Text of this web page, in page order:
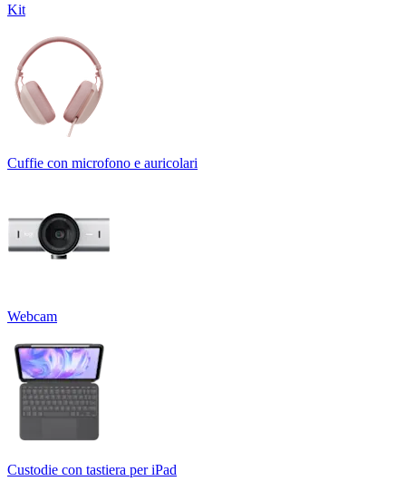
Kit
Cuffie con microfono e auricolari
Webcam
Custodie con tastiera per iPad